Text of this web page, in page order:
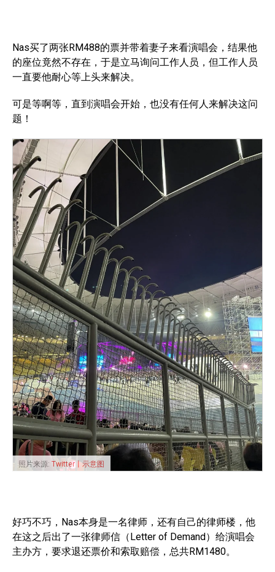
Nas买了两张RM488的票并带着妻子来看演唱会，结果他
的座位竟然不存在，于是立马询问工作人员，但工作人员
一直要他耐心等上头来解决。
可是等啊等，直到演唱会开始，也没有任何人来解决这问
题！
照片来源: Twitter丨示意图
好巧不巧，Nas本身是一名律师，还有自己的律师楼，他
在这之后出了一张律师信（Letter of Demand）给演唱会
主办方，要求退还票价和索取赔偿，总共RM1480。